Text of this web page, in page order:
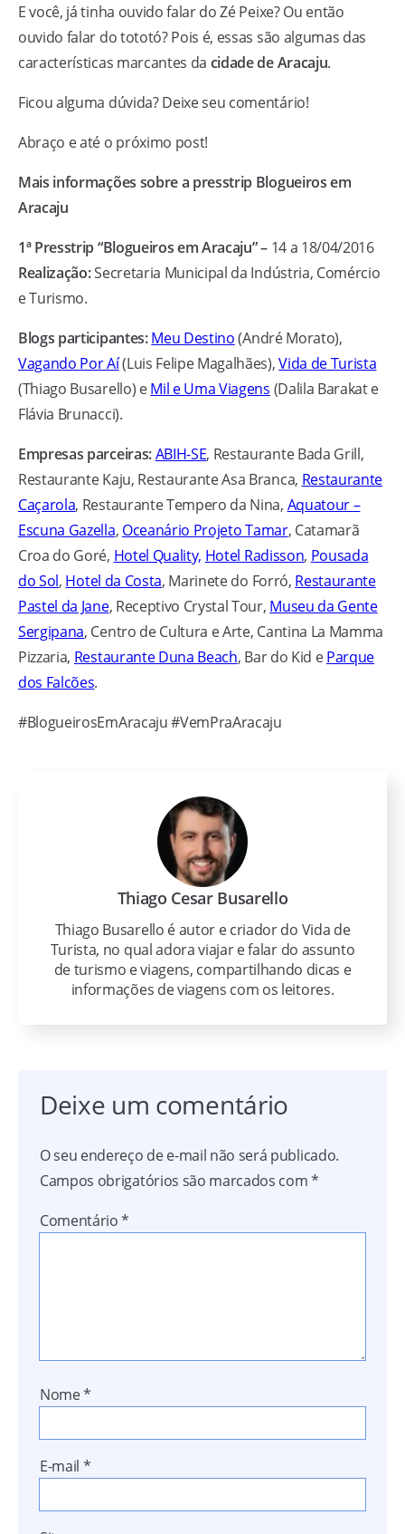
E você, já tinha ouvido falar do Zé Peixe? Ou então
ouvido falar do tototó? Pois é, essas são algumas das
características marcantes da cidade de Aracaju.
Ficou alguma dúvida? Deixe seu comentário!
Abraço e até o próximo post!
Mais informações sobre a presstrip Blogueiros em
Aracaju
1ª Presstrip “Blogueiros em Aracaju” – 14 a 18/04/2016
Realização:Secretaria Municipal da Indústria, Comércio
e Turismo.
Blogs participantes:Meu Destino(André Morato),
Vagando Por Aí(Luis Felipe Magalhães),Vida de Turista
(Thiago Busarello) eMil e Uma Viagens (Dalila Barakat e
Flávia Brunacci).
Empresas parceiras:ABIH-SE, Restaurante Bada Grill,
Restaurante Kaju, Restaurante Asa Branca, Restaurante
Caçarola, Restaurante Tempero da Nina, Aquatour –
Escuna Gazella, Oceanário Projeto Tamar, Catamarã
Croa do Goré, Hotel Quality, Hotel Radisson, Pousada
do Sol, Hotel da Costa, Marinete do Forró, Restaurante
Pastel da Jane, Receptivo Crystal Tour, Museu da Gente
Sergipana, Centro de Cultura e Arte, Cantina La Mamma
Pizzaria, Restaurante Duna Beach, Bar do Kid eParque
dos Falcões.
#BlogueirosEmAracaju #VemPraAracaju
Thiago Cesar Busarello
Thiago Busarello é autor e criador do Vida de
Turista, no qual adora viajar e falar do assunto
de turismo e viagens, compartilhando dicas e
informações de viagens com os leitores.
Deixe um comentário
O seu endereço de e-mail não será publicado.
Campos obrigatórios são marcados com*
Comentário*
Nome*
E-mail *